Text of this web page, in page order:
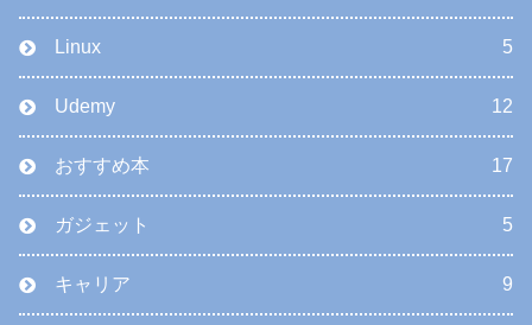
Linux 5
Udemy 12
おすすめ本 17
ガジェット 5
キャリア 9